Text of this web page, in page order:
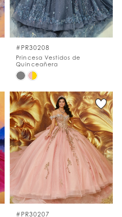
#PR30208
Princesa Vestidos de
Quinceañera
Skip
List
#281625144e
to
end
#PR30207